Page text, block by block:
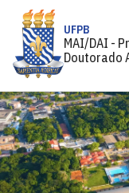
UFPB
MAI/DAI -
Doutorado